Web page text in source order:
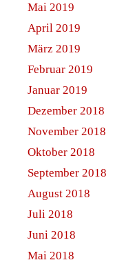
Mai 2019
April 2019
März 2019
Februar 2019
Januar 2019
Dezember 2018
November 2018
Oktober 2018
September 2018
August 2018
Juli 2018
Juni 2018
Mai 2018